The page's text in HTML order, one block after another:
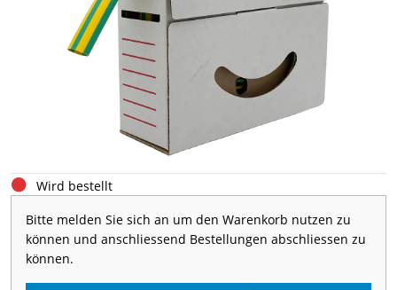
Wird bestellt
Bitte melden Sie sich an um den Warenkorb nutzen zu
können und anschliessend Bestellungen abschliessen zu
können.